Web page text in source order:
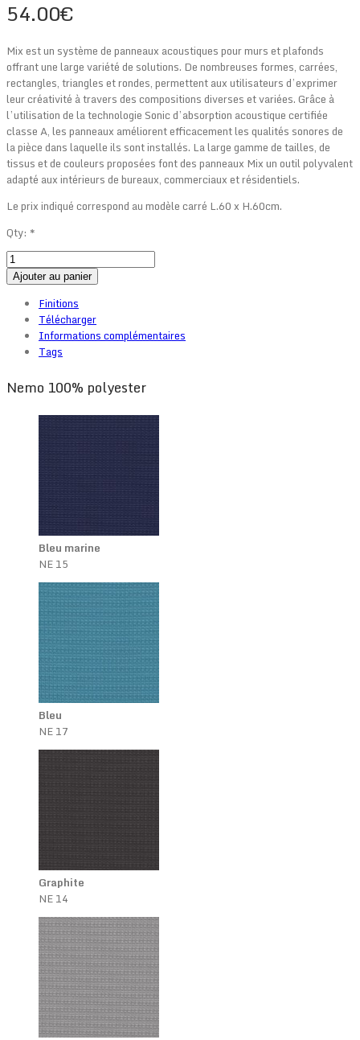
54.00€
Mix est un système de panneaux acoustiques pour murs et plafonds
offrant une large variété de solutions. De nombreuses formes, carrées,
rectangles, triangles et rondes, permettent aux utilisateurs d’exprimer
leur créativité à travers des compositions diverses et variées. Grâce à
l’utilisation de la technologie Sonic d’absorption acoustique certifiée
classe A, les panneaux améliorent efficacement les qualités sonores de
la pièce dans laquelle ils sont installés. La large gamme de tailles, de
tissus et de couleurs proposées font des panneaux Mix un outil polyvalent
adapté aux intérieurs de bureaux, commerciaux et résidentiels.
Le prix indiqué correspond au modèle carré L.60 x H.60cm.
Qty: *
Ajouter au panier
Finitions
Télécharger
Informations complémentaires
Tags
Nemo 100% polyester
Bleu marine
NE 15
Bleu
NE 17
Graphite
NE 14